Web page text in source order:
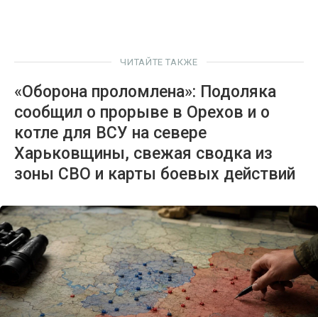
ЧИТАЙТЕ ТАКЖЕ
«Оборона проломлена»: Подоляка
сообщил о прорыве в Орехов и о
котле для ВСУ на севере
Харьковщины, свежая сводка из
зоны СВО и карты боевых действий